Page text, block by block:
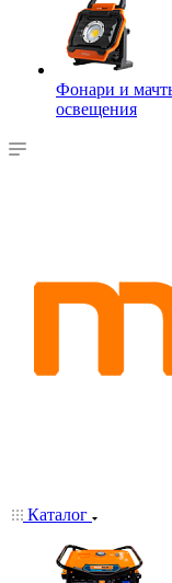
Фонари и
освещения
Каталог